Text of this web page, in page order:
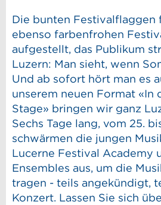
Die bunten Festivalflaggen
ebenso farbenfrohen
aufgestellt, das Publikum
Luzern: Man sieht, wenn
Und ab sofort hört man es
unserem neuen Format «In
Stage» bringen wir ganz
Sechs Tage lang, vom 25.
schwärmen die jungen
Lucerne Festival Academy
Ensembles aus, um die
tragen - teils angekündigt,
Konzert. Lassen Sie sich